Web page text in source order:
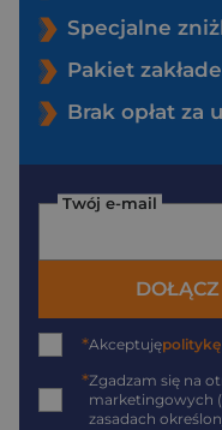
Specjalne
Pakiet
Brak opłat za
Twój e-mail
*Akceptuję
*Zgadzam się na
marketingowych
zasadach